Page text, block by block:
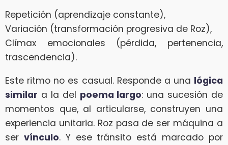
Repetición (aprendizaje constante),
Variación (transformación progresiva de Roz),
Clímax emocionales (pérdida, pertenencia,
trascendencia).
Este ritmo no es casual. Responde a una lógica
similar a la del poema largo: una sucesión de
momentos que, al articularse, construyen una
experiencia unitaria. Roz pasa de ser máquina a
ser vínculo. Y ese tránsito está marcado por